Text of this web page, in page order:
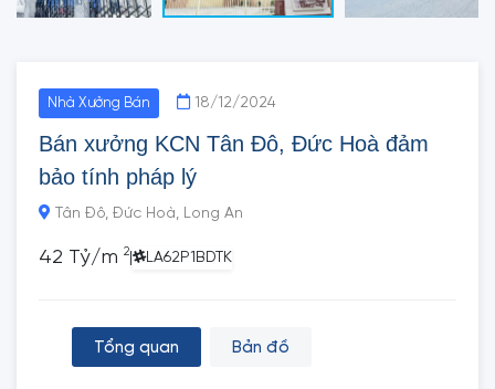
Nhà Xưởng Bán 18/12/2024
Bán xưởng KCN Tân Đô, Đức Hoà đảm
bảo tính pháp lý
Tân Đô, Đức Hoà, Long An
42 Tỷ/m 2 LA62P1BDTK
Tổng quan Bản đồ